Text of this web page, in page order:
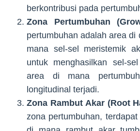
berkontribusi pada
Zona Pertumbuhan
pertumbuhan adalah area di
mana sel-sel meristemik
untuk menghasilkan sel-
area di mana
longitudinal terjadi.
Zona Rambut Akar (Root
zona pertumbuhan,